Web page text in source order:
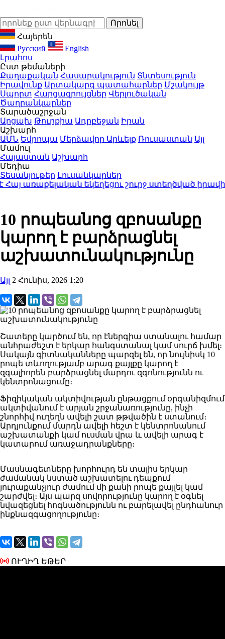
Հայերեն
Русский
English
Լրահոս
Ըստ թեմաների
Քաղաքական Հասարակություն Տնտեսություն
Իրավունք Արտակարգ պատահարներ Մշակույթ
Սպորտ Հարցազրույցներ Վերլուծական
Ծաղրանկարներ
Տարածաշրջան
Արցախ Թուրքիա Ադրբեջան Իրան
Աշխարհ
ԱՄՆ Եվրոպա Մերձավոր Արևելք Ռուսաստան Այլ
Մամուլ
Հայաստան Աշխարհ
Մեդիա
Տեսանյութեր Լուսանկարներ
եկեղեցու շուրջ ստեղծված
10 րոպեանոց զբոսանքը
կարող է բարձրացնել
աշխատունակությունը
Այլ 2 Հունիս, 2026 1:20
Շատերը կարծում են, որ էներգիա ստանալու համար
անհրաժեշտ է երկար հանգստանալ կամ սուրճ խմել։
Սակայն գիտնականները պարզել են, որ նույնիսկ 10
րոպե տևողությամբ արագ քայլքը կարող է
զգալիորեն բարձրացնել մարդու զգոնությունն ու
կենտրոնացումը։
Ֆիզիկական ակտիվության ընթացքում օրգանիզմում
ակտիվանում է արյան շրջանառությունը, ինչի
շնորհիվ ուղեղն ավելի շատ թթվածին է ստանում։
Արդյունքում մարդն ավելի հեշտ է կենտրոնանում
աշխատանքի կամ ուսման վրա և ավելի արագ է
կատարում առաջադրանքները։
Մասնագետները խորհուրդ են տալիս երկար
ժամանակ նստած աշխատելու դեպքում
յուրաքանչյուր ժամում մի քանի րոպե քայլել կամ
շարժվել։ Այս պարզ սովորությունը կարող է օգնել
նվազեցնել հոգնածությունն ու բարելավել ընդհանուր
ինքնազգացողությունը։
ՈՒՂԻՂ ԵԹԵՐ